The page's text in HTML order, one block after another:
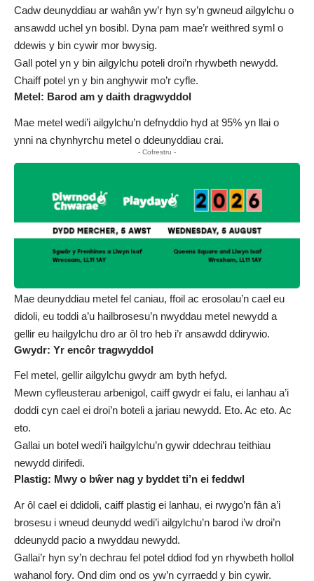
Cadw deunyddiau ar wahân yw’r hyn sy’n gwneud ailgylchu o
ansawdd uchel yn bosibl. Dyna pam mae’r weithred syml o
ddewis y bin cywir mor bwysig.
Gall potel yn y bin ailgylchu poteli droi’n rhywbeth newydd.
Chaiff potel yn y bin anghywir mo’r cyfle.
Metel: Barod am y daith dragwyddol
Mae metel wedi’i ailgylchu’n defnyddio hyd at 95% yn llai o
ynni na chynhyrchu metel o ddeunyddiau crai.
- Cofrestru -
Mae deunyddiau metel fel caniau, ffoil ac erosolau’n cael eu
didoli, eu toddi a’u hailbrosesu’n nwyddau metel newydd a
gellir eu hailgylchu dro ar ôl tro heb i’r ansawdd ddirywio.
Gwydr: Yr encôr tragwyddol
Fel metel, gellir ailgylchu gwydr am byth hefyd.
Mewn cyfleusterau arbenigol, caiff gwydr ei falu, ei lanhau a’i
doddi cyn cael ei droi’n boteli a jariau newydd. Eto. Ac eto. Ac
eto.
Gallai un botel wedi’i hailgylchu’n gywir ddechrau teithiau
newydd dirifedi.
Plastig: Mwy o bŵer nag y byddet ti’n ei feddwl
Ar ôl cael ei ddidoli, caiff plastig ei lanhau, ei rwygo’n fân a’i
brosesu i wneud deunydd wedi’i ailgylchu’n barod i’w droi’n
ddeunydd pacio a nwyddau newydd.
Gallai’r hyn sy’n dechrau fel potel ddiod fod yn rhywbeth hollol
wahanol fory. Ond dim ond os yw’n cyrraedd y bin cywir.